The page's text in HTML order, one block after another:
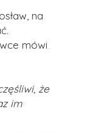
na
mówi
że
im